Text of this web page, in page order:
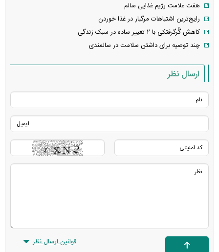
هفت علامت رژیم غذایی سالم
رایج‌ترین اشتباهات مرگبار در غذا خوردن
کاهش گُرگرفتکی با ۲ تغییر ساده در سبک زندگی
چند توصیه برای داشتن سلامت در سالمندی
ارسال نظر
قوانین ارسال نظر